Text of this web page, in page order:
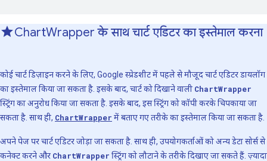
ChartWrapper के साथ चार्ट एडिटर का इस्तेमाल करना
कोई चार्ट डिज़ाइन करने के लिए, Google स्प्रेडशीट में पहले से मौजूद चार्ट एडिटर डायलॉग
का इस्तेमाल किया जा सकता है. इसके बाद, चार्ट को दिखाने वाली ChartWrapper
स्ट्रिंग का अनुरोध किया जा सकता है. इसके बाद, इस स्ट्रिंग को कॉपी करके चिपकाया जा
सकता है. साथ ही, ChartWrapper में बताए गए तरीके का इस्तेमाल किया जा सकता है.
अपने पेज पर चार्ट एडिटर जोड़ा जा सकता है. साथ ही, उपयोगकर्ताओं को अन्य डेटा सोर्स से
कनेक्ट करने और ChartWrapper स्ट्रिंग को लौटाने के तरीके दिखाए जा सकते हैं. ज़्यादा